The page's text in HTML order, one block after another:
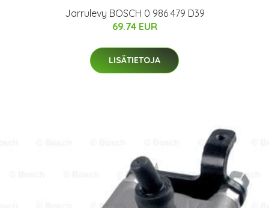
Jarrulevy BOSCH 0 986 479 D39
69.74 EUR
LISÄTIETOJA